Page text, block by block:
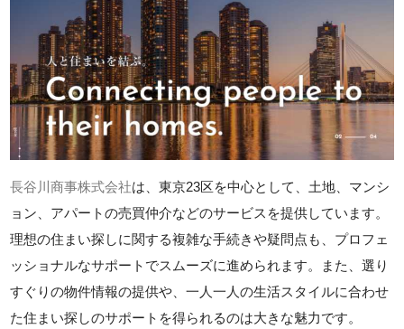
長谷川商事株式会社は、東京23区を中心として、土地、マンシ
ョン、アパートの売買仲介などのサービスを提供しています。
理想の住まい探しに関する複雑な手続きや疑問点も、プロフェ
ッショナルなサポートでスムーズに進められます。また、選り
すぐりの物件情報の提供や、一人一人の生活スタイルに合わせ
た住まい探しのサポートを得られるのは大きな魅力です。